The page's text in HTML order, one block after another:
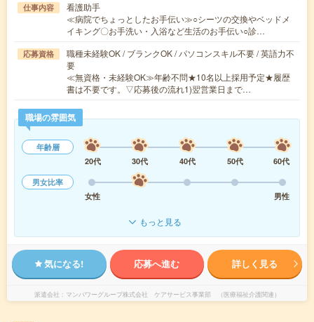
仕事内容
看護助手
≪病院でちょっとしたお手伝い≫○シーツの交換やベッドメ
イキング〇お手洗い・入浴など生活のお手伝い○診…
応募資格
職種未経験OK / ブランクOK / パソコンスキル不要 / 英語力不
要
≪無資格・未経験OK≫年齢不問★10名以上採用予定★履歴
書は不要です。▽応募後の流れ1)翌営業日まで…
職場の雰囲気
年齢層
20代
30代 40代 50代
60代
男女比率
女性
男性
もっと見る
気になる! 応募へ進む 詳しく見る
派遣会社 マンパワーグループ株式会社 ケアサービス事業部 （医療福祉介護関連）